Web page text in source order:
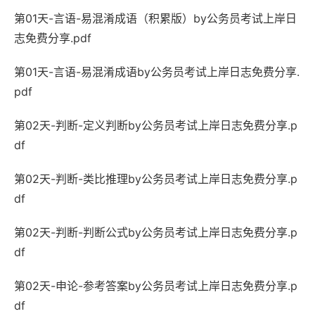
第01天-言语-易混淆成语（积累版）by公务员考试上岸日
志免费分享.pdf
第01天-言语-易混淆成语by公务员考试上岸日志免费分享.
pdf
第02天-判断-定义判断by公务员考试上岸日志免费分享.p
df
第02天-判断-类比推理by公务员考试上岸日志免费分享.p
df
第02天-判断-判断公式by公务员考试上岸日志免费分享.p
df
第02天-申论-参考答案by公务员考试上岸日志免费分享.p
df